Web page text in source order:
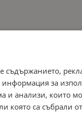
съдържанието,
за
и анализи, които
която са събрали